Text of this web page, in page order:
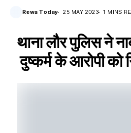
Rewa Today 25 MAY 2023 1 MINS
थाना लौर पुलिस ने
दुष्कर्म के आरोपी को